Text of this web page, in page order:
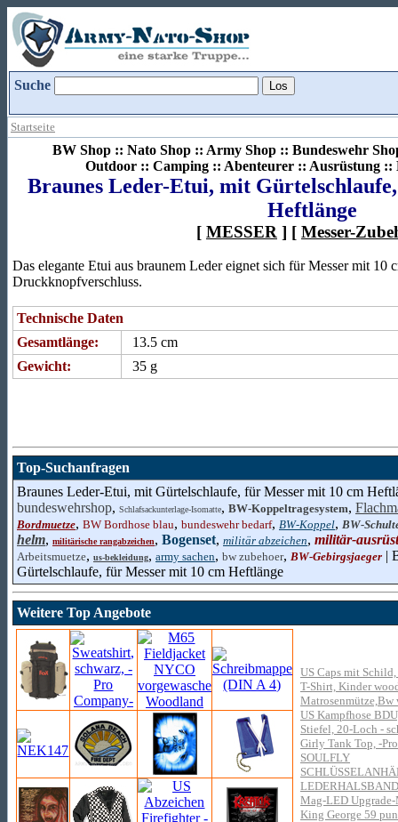
Suche
Startseite
BW Shop :: Nato Shop :: Army Shop :: Bundeswehr
Outdoor :: Camping :: Abenteurer :: Ausrüstung ::
Braunes Leder-Etui, mit
Heftlänge
[ MESSER ] [ Messer-
Das elegante Etui aus braunem Leder eignet sich für Messer mit
Druckknopfverschluss.
Technische Daten
Gesamtlänge:
13.5 cm
Gewicht:
35 g
Top-Suchanfragen
Braunes Leder-Etui, mit Gürtelschlaufe, für Messer mit 10 cm
bundeswehrshop, Schlafsackunterlage-Isomatte, BW-Koppeltragesystem,
Bordmuetze, BW Bordhose blau, bundeswehr bedarf, BW-Koppel, BW-
helm, militärische rangabzeichen, Bogenset, militär abzeichen, militär-
Arbeitsmuetze, us-bekleidung, army sachen, bw zubehoer, BW-Gebirgsjaeger |
Gürtelschlaufe, für Messer mit 10 cm Heftlänge
Weitere Top Angebote
US Caps mit
T-Shirt, Kinder
Matrosenmütze,Bw
US Kampfhose
Stiefel, 20-Loch -
Girly Tank Top, -
SOULFLY
LEDERHALSBAND
Mag-LED
King George 59